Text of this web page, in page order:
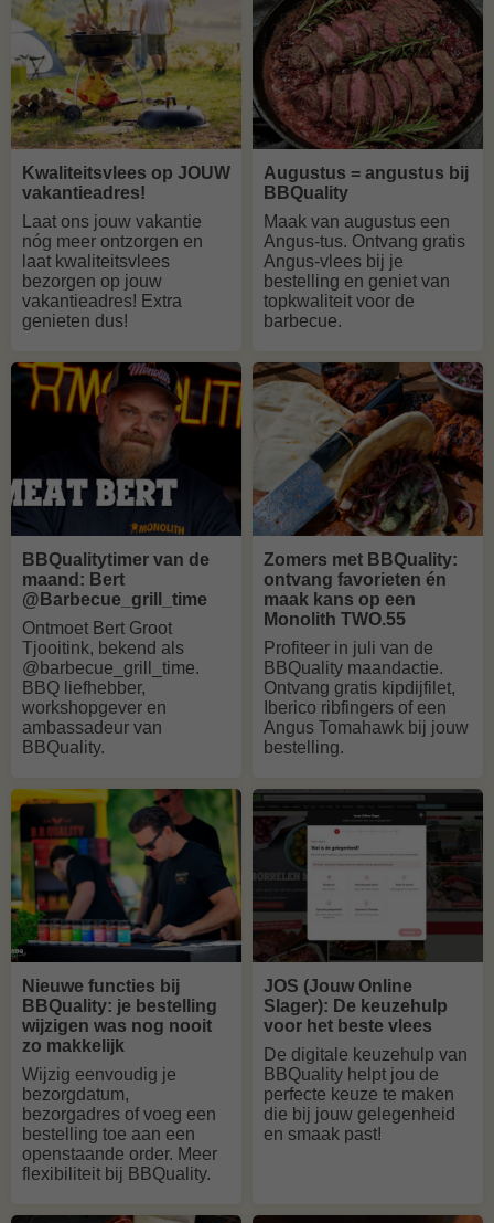
Kwaliteitsvlees op JOUW
vakantieadres!
Laat ons jouw vakantie
nóg meer ontzorgen en
laat kwaliteitsvlees
bezorgen op jouw
vakantieadres! Extra
genieten dus!
Augustus = angustus bij
BBQuality
Maak van augustus een
Angus-tus. Ontvang gratis
Angus-vlees bij je
bestelling en geniet van
topkwaliteit voor de
barbecue.
BBQualitytimer van de
maand: Bert
@Barbecue_grill_time
Ontmoet Bert Groot
Tjooitink, bekend als
@barbecue_grill_time.
BBQ liefhebber,
workshopgever en
ambassadeur van
BBQuality.
Zomers met BBQuality:
ontvang favorieten én
maak kans op een
Monolith TWO.55
Profiteer in juli van de
BBQuality maandactie.
Ontvang gratis kipdijfilet,
Iberico ribfingers of een
Angus Tomahawk bij jouw
bestelling.
Nieuwe functies bij
BBQuality: je bestelling
wijzigen was nog nooit
zo makkelijk
Wijzig eenvoudig je
bezorgdatum,
bezorgadres of voeg een
bestelling toe aan een
openstaande order. Meer
flexibiliteit bij BBQuality.
JOS (Jouw Online
Slager): De keuzehulp
voor het beste vlees
De digitale keuzehulp van
BBQuality helpt jou de
perfecte keuze te maken
die bij jouw gelegenheid
en smaak past!